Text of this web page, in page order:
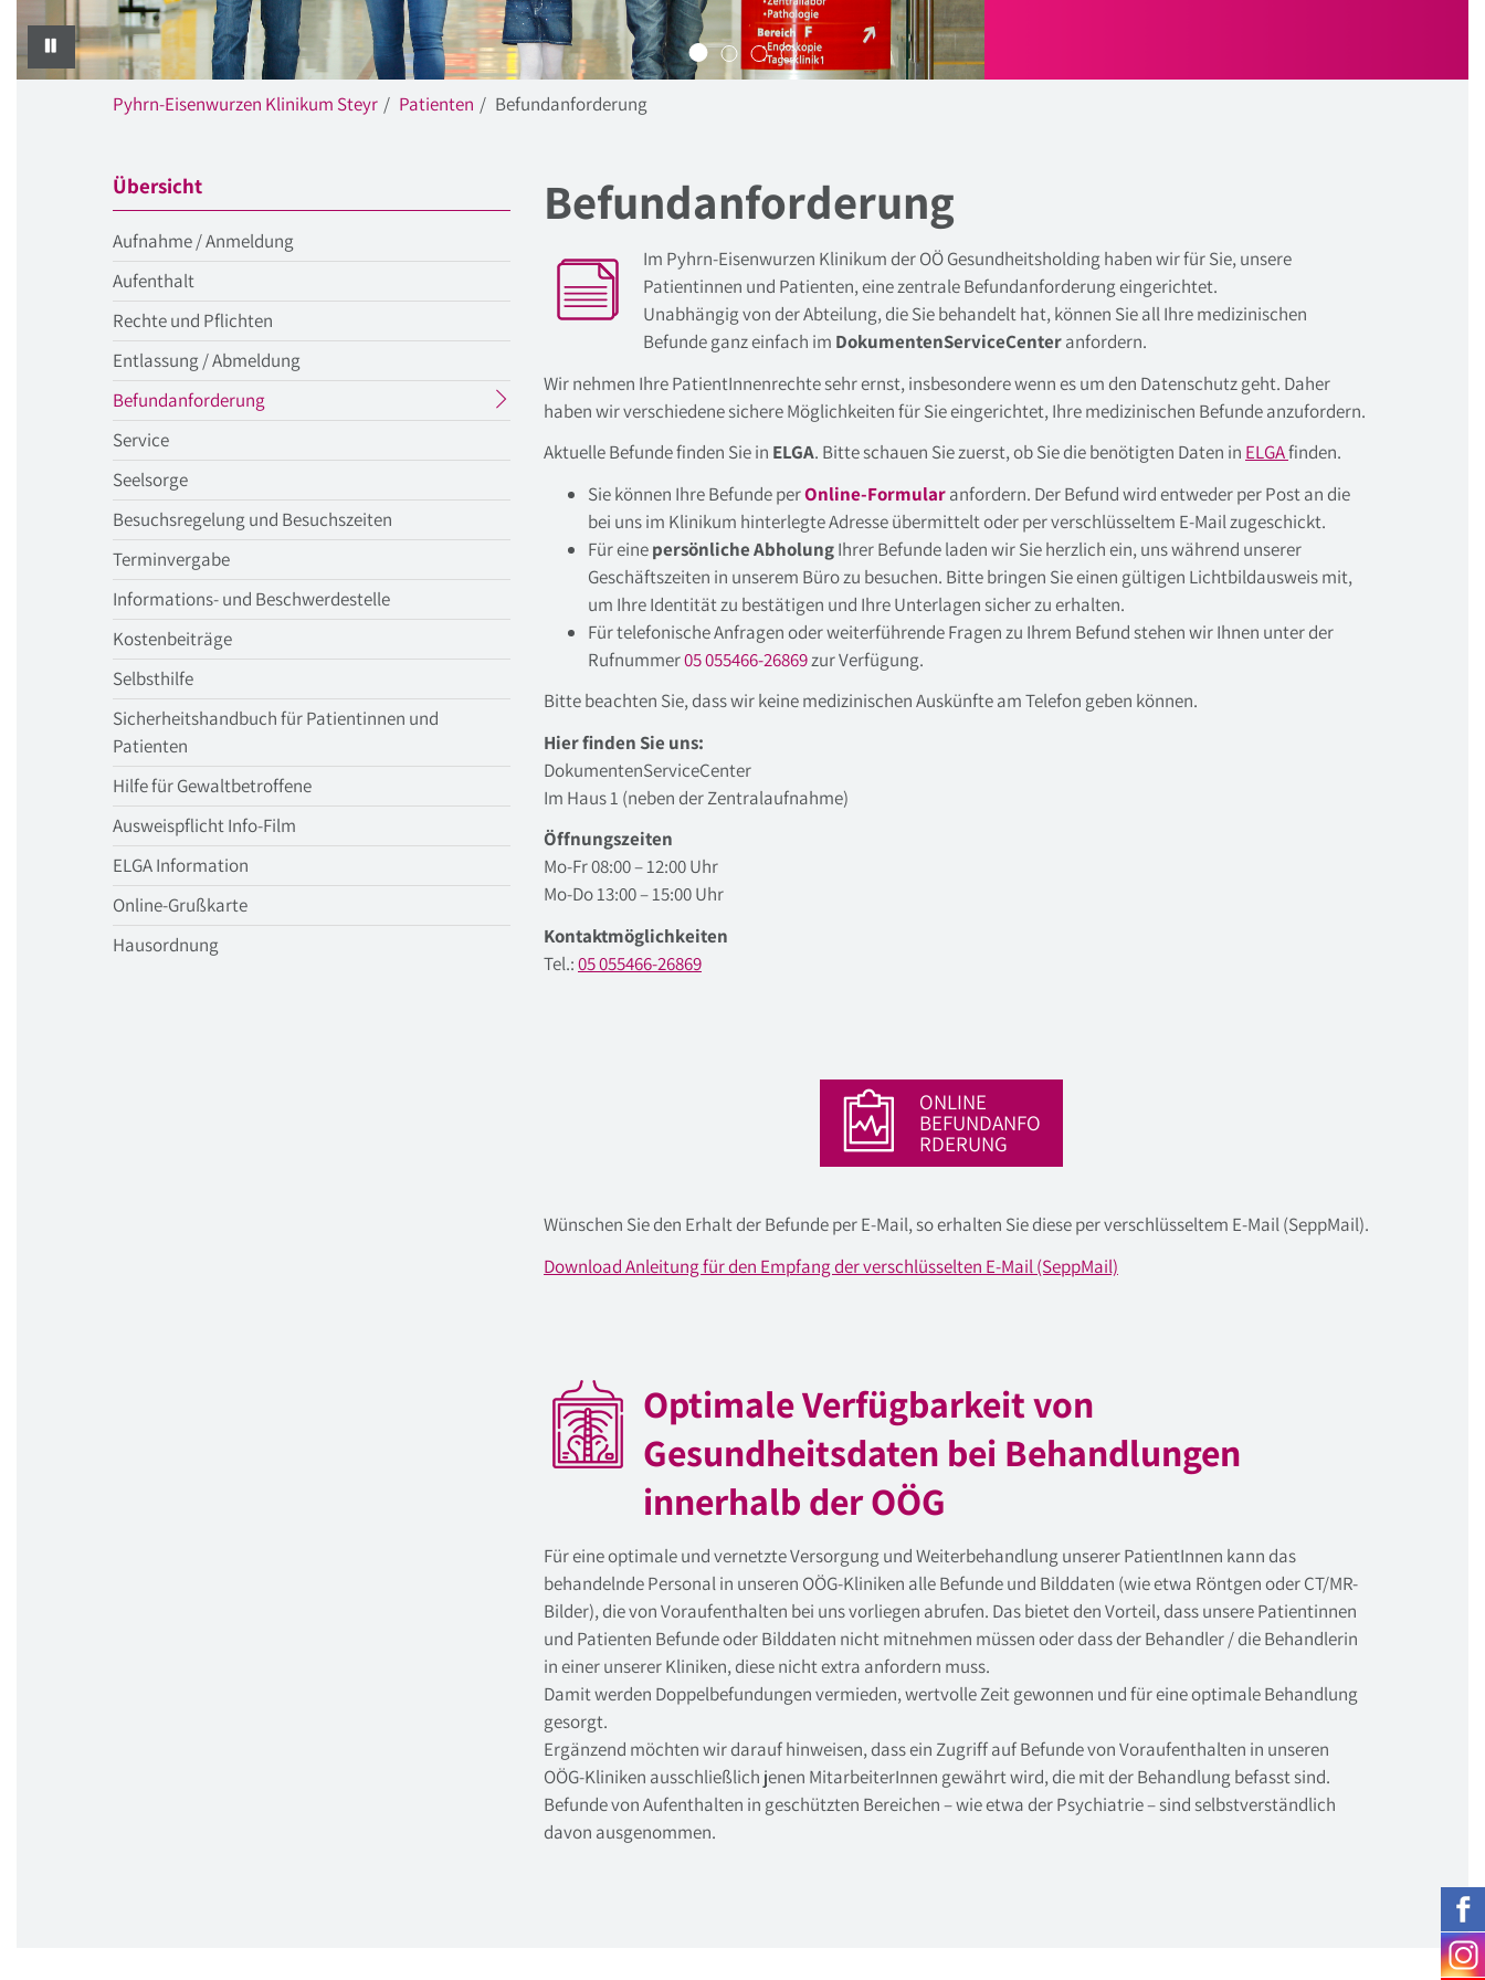
PAUSE
Pyhrn-Eisenwurzen Klinikum Steyr Patienten Befundanforderung
Übersicht
Aufnahme / Anmeldung
Aufenthalt
Rechte und Pflichten
Entlassung / Abmeldung
Befundanforderungaktueller
Menüpunkt
Service
Seelsorge
Besuchsregelung und Besuchszeiten
Terminvergabe
Informations- und Beschwerdestelle
Kostenbeiträge
Selbsthilfe
Sicherheitshandbuch für Patientinnen und
Patienten
Hilfe für Gewaltbetroffene
Ausweispflicht Info-Film
ELGA Information
Online-Grußkarte
Hausordnung
Befundanforderung
Im Pyhrn-Eisenwurzen Klinikum der OÖ Gesundheitsholding haben wir für Sie, unsere
Patientinnen und Patienten, eine zentrale Befundanforderung eingerichtet.
Unabhängig von der Abteilung, die Sie behandelt hat, können Sie all Ihre medizinischen
Befunde ganz einfach im DokumentenServiceCenteranfordern.
Wir nehmen Ihre PatientInnenrechte sehr ernst, insbesondere wenn es um den Datenschutz geht. Daher
haben wir verschiedene sichere Möglichkeiten für Sie eingerichtet, Ihre medizinischen Befunde anzufordern.
Aktuelle Befunde finden Sie in ELGA. Bitte schauen Sie zuerst, ob Sie die benötigten Daten in ELGAfinden.
Sie können Ihre Befunde perOnline-Formularanfordern. Der Befund wird entweder per Post an die
bei uns im Klinikum hinterlegte Adresse übermittelt oder per verschlüsseltem E-Mail zugeschickt.
Für einepersönliche AbholungIhrer Befunde laden wir Sie herzlich ein, uns während unserer
Geschäftszeiten in unserem Büro zu besuchen. Bitte bringen Sie einen gültigen Lichtbildausweis mit,
um Ihre Identität zu bestätigen und Ihre Unterlagen sicher zu erhalten.
Für telefonische Anfragen oder weiterführende Fragen zu Ihrem Befund stehen wir Ihnen unter der
Rufnummer05 055466-26869zur Verfügung.
Bitte beachten Sie, dass wir keine medizinischen Auskünfte am Telefon geben können.
Hier finden Sie uns:
DokumentenServiceCenter
Im Haus 1 (neben der Zentralaufnahme)
Öffnungszeiten
Mo-Fr 08:00 – 12:00 Uhr
Mo-Do 13:00 – 15:00 Uhr
Kontaktmöglichkeiten
Tel.:05 055466-26869
ONLINE
BEFUNDANFO
RDERUNG
Wünschen Sie den Erhalt der Befunde per E-Mail, so erhalten Sie diese per verschlüsseltem E-Mail (SeppMail).
Download Anleitung für den Empfang der verschlüsselten E-Mail (SeppMail)
Optimale Verfügbarkeit von
Gesundheitsdaten bei Behandlungen
innerhalb der OÖG
Für eine optimale und vernetzte Versorgung und Weiterbehandlung unserer PatientInnen kann das
behandelnde Personal in unseren OÖG-Kliniken alle Befunde und Bilddaten (wie etwa Röntgen oder CT/MR-
Bilder), die von Voraufenthalten bei uns vorliegen abrufen. Das bietet den Vorteil, dass unsere Patientinnen
und Patienten Befunde oder Bilddaten nicht mitnehmen müssen oder dass der Behandler / die Behandlerin
in einer unserer Kliniken, diese nicht extra anfordern muss.
Damit werden Doppelbefundungen vermieden, wertvolle Zeit gewonnen und für eine optimale Behandlung
gesorgt.
Ergänzend möchten wir darauf hinweisen, dass ein Zugriff auf Befunde von Voraufenthalten in unseren
OÖG-Kliniken ausschließlich jenen MitarbeiterInnen gewährt wird, die mit der Behandlung befasst sind.
Befunde von Aufenthalten in geschützten Bereichen – wie etwa der Psychiatrie – sind selbstverständlich
davon ausgenommen.